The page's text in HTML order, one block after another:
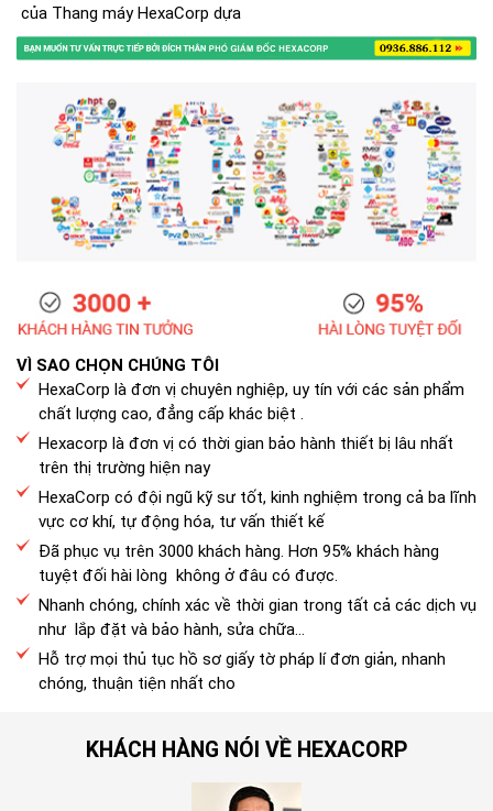
của Thang máy HexaCorp dựa
VÌ SAO CHỌN CHÚNG TÔI
HexaCorp là đơn vị chuyên nghiệp, uy tín với các sản phẩm
chất lượng cao, đẳng cấp khác biệt .
Hexacorp là đơn vị có thời gian bảo hành thiết bị lâu nhất
trên thị trường hiện nay
HexaCorp có đội ngũ kỹ sư tốt, kinh nghiệm trong cả ba lĩnh
vực cơ khí, tự động hóa, tư vấn thiết kế
Đã phục vụ trên 3000 khách hàng. Hơn 95% khách hàng
tuyệt đối hài lòng không ở đâu có được.
Nhanh chóng, chính xác về thời gian trong tất cả các dịch vụ
như lắp đặt và bảo hành, sửa chữa...
Hỗ trợ mọi thủ tục hồ sơ giấy tờ pháp lí đơn giản, nhanh
chóng, thuận tiện nhất cho
KHÁCH HÀNG NÓI VỀ HEXACORP